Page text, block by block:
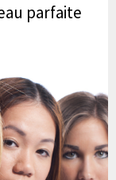
parfaite